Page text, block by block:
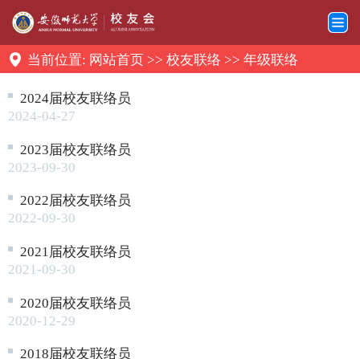
当前位置: 网站首页>> 校友联络 >> 年级联络
2024届校友联络员
2024-04-27
2023届校友联络员
2023-09-30
2022届校友联络员
2022-09-30
2021届校友联络员
2021-09-30
2020届校友联络员
2020-12-29
2018届校友联络员